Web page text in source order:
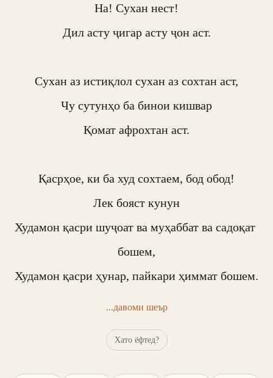
На! Сухан нест!
Дил асту ҷигар асту ҷон аст.
Сухан аз истиқлол сухан аз сохтан аст,
Чу сутунҳо ба бинои кишвар
Қомат афрохтан аст.
Қасрҳое, ки ба худ сохтаем, бод обод!
Лек бояст кунун
Худамон қасри шуҷоат ва муҳаббат ва садоқат
бошем,
...давоми шеър
Хато ёфтед?